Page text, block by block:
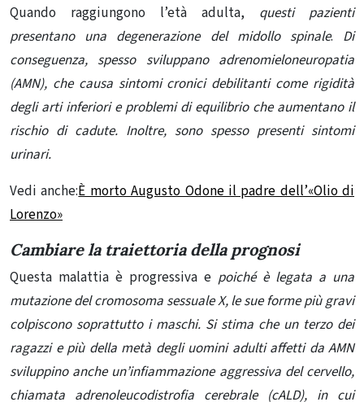
Quando raggiungono l’età adulta, questi pazienti
presentano una degenerazione del midollo spinale. Di
conseguenza, spesso sviluppano adrenomieloneuropatia
(AMN), che causa sintomi cronici debilitanti come rigidità
degli arti inferiori e problemi di equilibrio che aumentano il
rischio di cadute. Inoltre, sono spesso presenti sintomi
urinari.
Vedi anche:È morto Augusto Odone il padre dell’«Olio di
Lorenzo»
Cambiare la traiettoria della prognosi
Questa malattia è progressiva e poiché è legata a una
mutazione del cromosoma sessuale X, le sue forme più gravi
colpiscono soprattutto i maschi. Si stima che un terzo dei
ragazzi e più della metà degli uomini adulti affetti da AMN
sviluppino anche un’infiammazione aggressiva del cervello,
chiamata adrenoleucodistrofia cerebrale (cALD), in cui